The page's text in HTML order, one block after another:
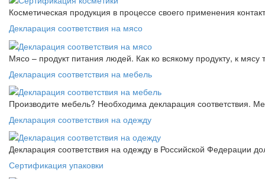
Косметическая продукция в процессе своего применения
Декларация соответствия на мясо
Мясо – продукт питания людей. Как ко всякому продукту, к мясу
Декларация соответствия на мебель
Производите мебель? Необходима декларация соответствия.
Декларация соответствия на одежду
Декларация соответствия на одежду в Российской Федерации
Сертификация упаковки